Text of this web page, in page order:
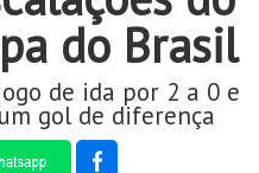
do Brasil
de ida por 2 a 0 e
gol de diferença